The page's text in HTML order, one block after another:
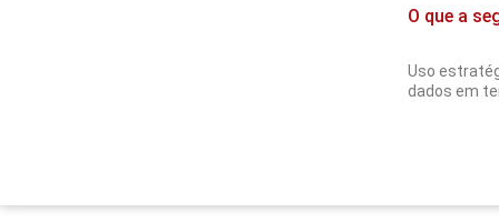
O que a
Uso
dados em